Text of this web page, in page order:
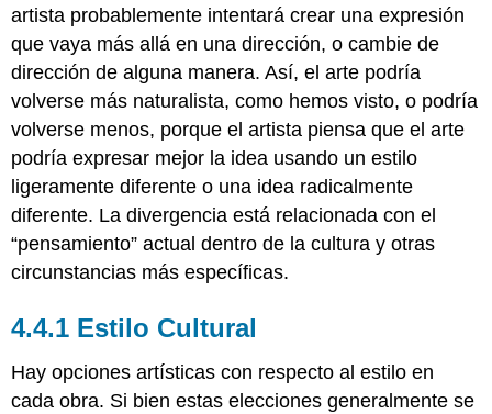
artista probablemente intentará crear una expresión
que vaya más allá en una dirección, o cambie de
dirección de alguna manera. Así, el arte podría
volverse más naturalista, como hemos visto, o podría
volverse menos, porque el artista piensa que el arte
podría expresar mejor la idea usando un estilo
ligeramente diferente o una idea radicalmente
diferente. La divergencia está relacionada con el
“pensamiento” actual dentro de la cultura y otras
circunstancias más específicas.
4.4.1 Estilo Cultural
Hay opciones artísticas con respecto al estilo en
cada obra. Si bien estas elecciones generalmente se